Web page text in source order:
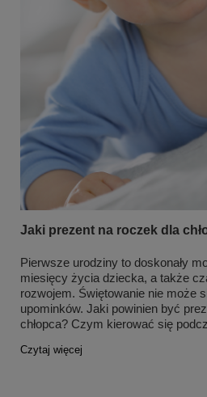
Jaki prezent na roczek dla
Pierwsze urodziny to doskonały
miesięcy życia dziecka, a także
rozwojem. Świętowanie nie może
upominków. Jaki powinien być
chłopca? Czym kierować się
Czytaj więcej